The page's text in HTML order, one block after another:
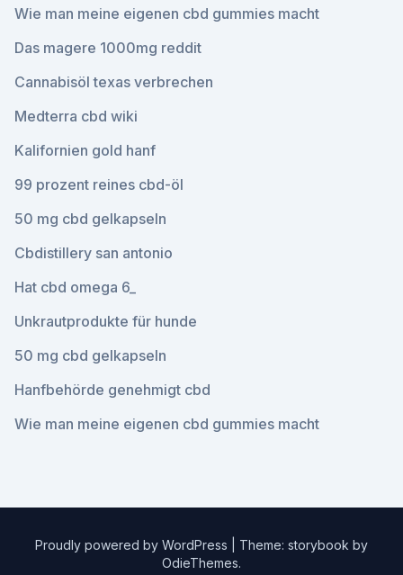
Wie man meine eigenen cbd gummies macht
Das magere 1000mg reddit
Cannabisöl texas verbrechen
Medterra cbd wiki
Kalifornien gold hanf
99 prozent reines cbd-öl
50 mg cbd gelkapseln
Cbdistillery san antonio
Hat cbd omega 6_
Unkrautprodukte für hunde
50 mg cbd gelkapseln
Hanfbehörde genehmigt cbd
Wie man meine eigenen cbd gummies macht
Proudly powered by WordPress
Theme: storybook by
OdieThemes.